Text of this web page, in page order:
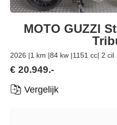
MOTO GUZZI
2026 |1 km |84 kw |1151 cc| 2 cil.
€ 20.949.-
Vergelijk